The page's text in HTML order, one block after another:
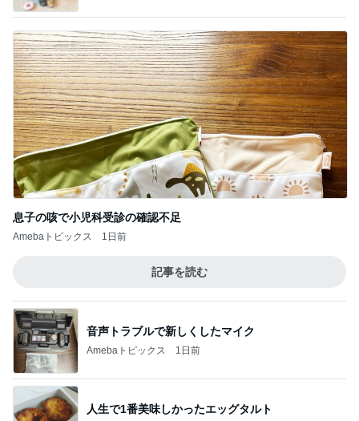
息子の咳で小児科受診の確認不足
Amebaトピックス 1日前
記事を読む
音声トラブルで新しくしたマイク
Amebaトピックス 1日前
人生で1番美味しかったエッグタルト